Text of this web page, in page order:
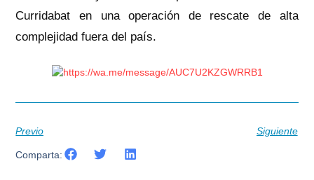
Curridabat en una operación de rescate de alta
complejidad fuera del país.
Previo Siguiente
Comparta: